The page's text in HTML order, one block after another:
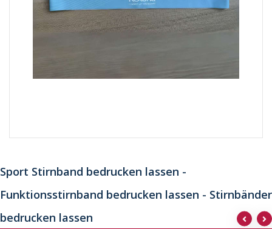
Sport Stirnband bedrucken lassen -
Funktionsstirnband bedrucken lassen - Stirnbänder
bedrucken lassen